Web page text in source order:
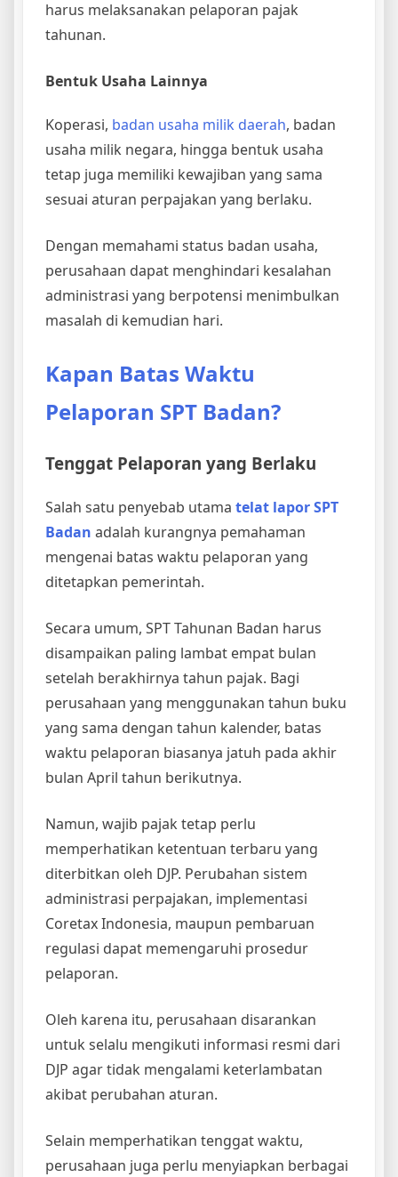
harus melaksanakan pelaporan pajak
tahunan.
Bentuk Usaha Lainnya
Koperasi, badan usaha milik daerah, badan
usaha milik negara, hingga bentuk usaha
tetap juga memiliki kewajiban yang sama
sesuai aturan perpajakan yang berlaku.
Dengan memahami status badan usaha,
perusahaan dapat menghindari kesalahan
administrasi yang berpotensi menimbulkan
masalah di kemudian hari.
Kapan Batas Waktu
Pelaporan SPT Badan?
Tenggat Pelaporan yang Berlaku
Salah satu penyebab utama telat lapor SPT
Badan adalah kurangnya pemahaman
mengenai batas waktu pelaporan yang
ditetapkan pemerintah.
Secara umum, SPT Tahunan Badan harus
disampaikan paling lambat empat bulan
setelah berakhirnya tahun pajak. Bagi
perusahaan yang menggunakan tahun buku
yang sama dengan tahun kalender, batas
waktu pelaporan biasanya jatuh pada akhir
bulan April tahun berikutnya.
Namun, wajib pajak tetap perlu
memperhatikan ketentuan terbaru yang
diterbitkan oleh DJP. Perubahan sistem
administrasi perpajakan, implementasi
Coretax Indonesia, maupun pembaruan
regulasi dapat memengaruhi prosedur
pelaporan.
Oleh karena itu, perusahaan disarankan
untuk selalu mengikuti informasi resmi dari
DJP agar tidak mengalami keterlambatan
akibat perubahan aturan.
Selain memperhatikan tenggat waktu,
perusahaan juga perlu menyiapkan berbagai